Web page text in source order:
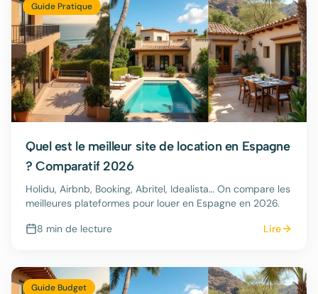
Guide Pratique
Quel est le meilleur site de location en Espagne
? Comparatif 2026
Holidu, Airbnb, Booking, Abritel, Idealista… On compare les
meilleures plateformes pour louer en Espagne en 2026.
8 min de lecture Lire
Guide Budget